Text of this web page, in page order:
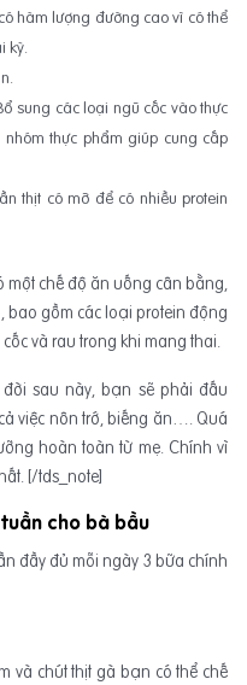
hàm lượng đường cao vì có thể
kỳ.
sung các loại ngũ cốc vào thực
thực phẩm giúp cung cấp
thịt có mỡ để có nhiều protein
một chế độ ăn uống cân bằng,
gồm các loại protein động
và rau trong khi mang thai.
sau này, bạn sẽ phải đấu
việc nôn trớ, biếng ăn…. Quá
hoàn toàn từ mẹ. Chính vì
[/tds_note]
cho bà bầu
đầy đủ mỗi ngày 3 bữa chính
và chút thịt gà bạn có thể chế